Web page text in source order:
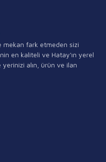
mekan fark etmeden sizi
en kaliteli ve Hatay'ın yerel
alın, ürün ve ilan